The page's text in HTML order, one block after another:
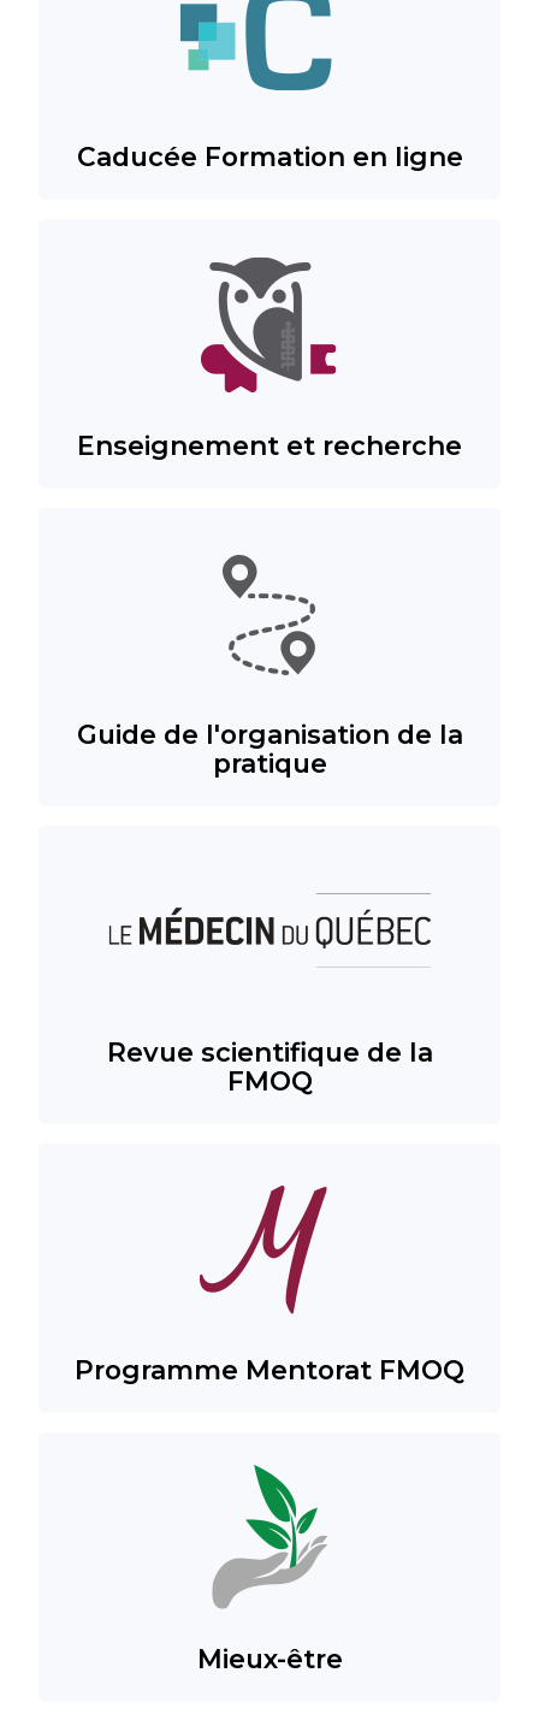
Caducée Formation en ligne
Enseignement et recherche
Guide de l'organisation de la
pratique
Revue scientifique de la
FMOQ
Programme Mentorat FMOQ
Mieux-être